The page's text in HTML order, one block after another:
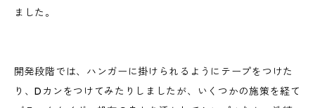
ました。
開発段階では、ハンガーに掛けられるようにテープをつけた
り、Dカンをつけてみたりしましたが、いくつかの施策を経て